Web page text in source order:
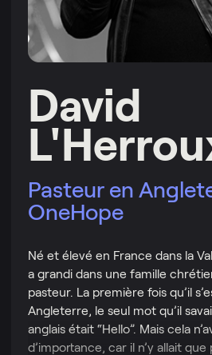
David
Pasteur en
OneHope
Né et élevé en France dans la
a grandi dans une famille
pasteur. La première fois qu’il
Angleterre, le seul mot qu’il
anglais était “Hello”. Mais cela
d’importance, car il n’y allait